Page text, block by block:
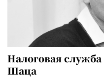
Налоговая
Шаца